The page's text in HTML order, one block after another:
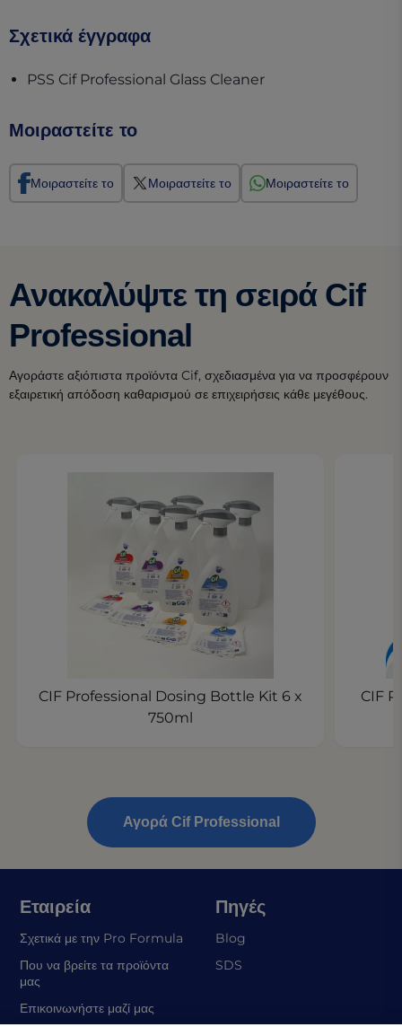
Σχετικά έγγραφα
PSS Cif Professional Glass Cleaner(opens in a new
Μοιραστείτε το
Μοιραστείτε το Μοιραστείτε το Μοιραστείτε το
Ανακαλύψτε τη σειρά Cif
Professional
Αγοράστε αξιόπιστα προϊόντα Cif, σχεδιασμένα για να προσφέρουν
εξαιρετική απόδοση καθαρισμού σε επιχειρήσεις κάθε μεγέθους.
CIF Professional Dosing Bottle Kit 6 x
750ml
CIF
Αγορά Cif Professional
Εταιρεία
Σχετικά με την Pro Formula
Που να βρείτε τα προϊόντα
μας
Επικοινωνήστε μαζί μας
Πηγές
Blog
SDS